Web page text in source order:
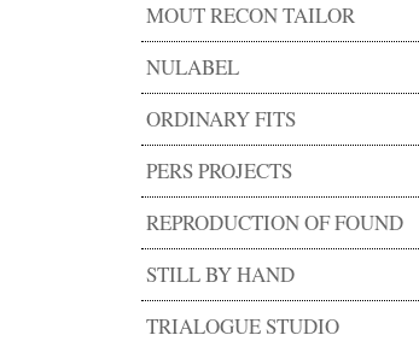
MOUT RECON TAILOR
NULABEL
ORDINARY FITS
PERS PROJECTS
REPRODUCTION OF FOUND
STILL BY HAND
TRIALOGUE STUDIO